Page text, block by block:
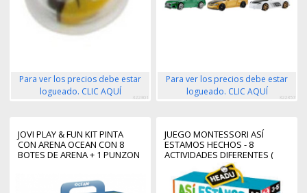
Para ver los precios debe estar
logueado. CLIC AQUÍ
322301
Para ver los precios debe estar
logueado. CLIC AQUÍ
322357
JOVI PLAY & FUN KIT PINTA
CON ARENA OCEAN CON 8
BOTES DE ARENA + 1 PUNZON
COLORES SURTIDOS
JUEGO MONTESSORI ASÍ
ESTAMOS HECHOS - 8
ACTIVIDADES DIFERENTES (
JUEGOS Y JUGUETES ) -